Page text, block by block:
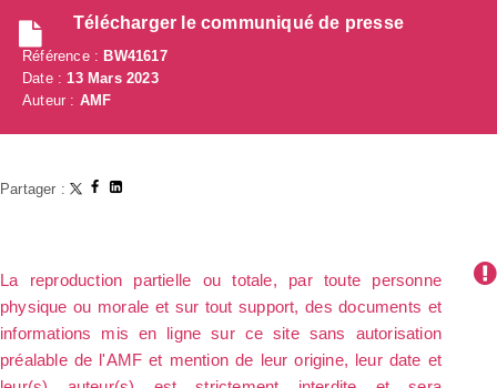
Télécharger le communiqué de presse
Référence : BW41617
Date : 13 Mars 2023
Auteur : AMF
Partager :
La reproduction partielle ou totale, par toute personne
physique ou morale et sur tout support, des documents et
informations mis en ligne sur ce site sans autorisation
préalable de l'AMF et mention de leur origine, leur date et